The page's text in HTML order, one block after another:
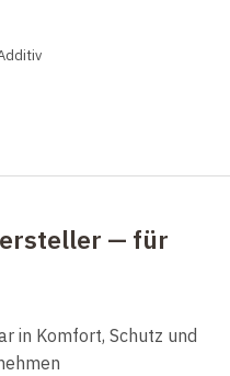
— für
in Komfort, Schutz und